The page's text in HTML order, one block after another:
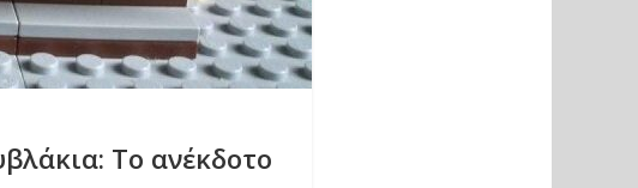
Το ανέκδοτο